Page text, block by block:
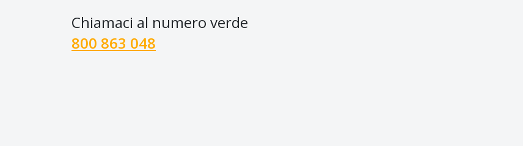
Chiamaci al numero verde
800 863 048